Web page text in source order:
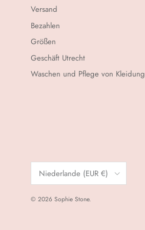
Versand
Bezahlen
Größen
Geschäft Utrecht
Waschen und Pflege von Kleidung
Niederlande (EUR €)
© 2026 Sophie Stone.